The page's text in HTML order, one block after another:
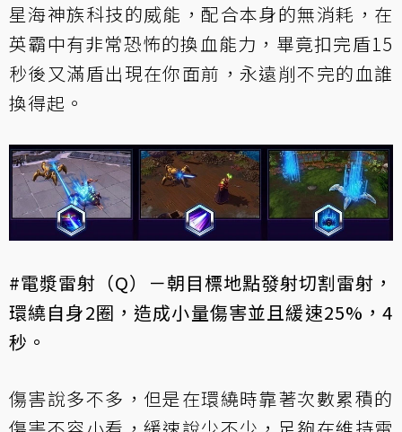
星海神族科技的威能，配合本身的無消耗，在
英霸中有非常恐怖的換血能力，畢竟扣完盾15
秒後又滿盾出現在你面前，永遠削不完的血誰
換得起。
#電漿雷射（Q）－朝目標地點發射切割雷射，
環繞自身2圈，造成小量傷害並且緩速25%，4
秒。
傷害說多不多，但是在環繞時靠著次數累積的